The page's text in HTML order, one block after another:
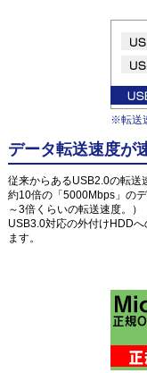
※転送
データ転送速度が
従来からあるUSB2.0の転送
約10倍の「5000Mbps」の
～3倍くらいの転送速度。）
USB3.0対応の外付けHDD
ます。